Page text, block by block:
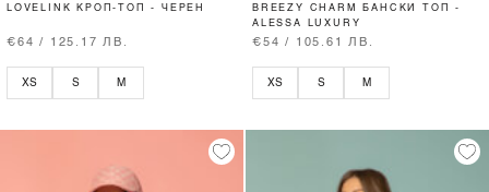
LOVELINK КРОП-ТОП - ЧЕРЕН
€64 / 125.17 ЛВ.
XS S M
BREEZY CHARM БАНСКИ ТОП -
ALESSA LUXURY
€54 / 105.61 ЛВ.
XS S M